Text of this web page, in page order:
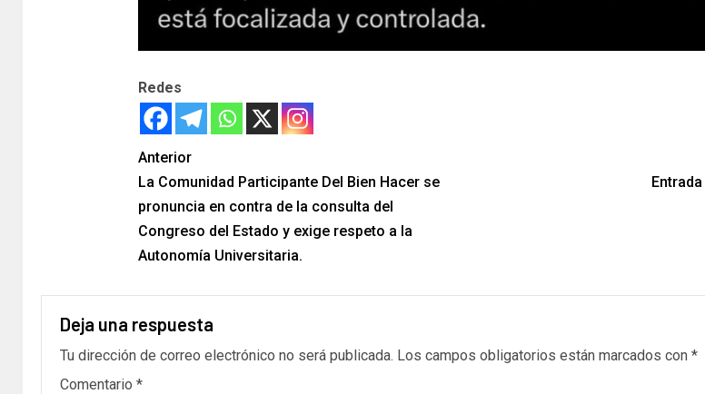
Redes
Anterior
La Comunidad Participante Del Bien Hacer se
pronuncia en contra de la consulta del
Congreso del Estado y exige respeto a la
Autonomía Universitaria.
Deja una respuesta
Tu dirección de correo electrónico no será publicada. Los campos obligatorios están marcados con *
Comentario *